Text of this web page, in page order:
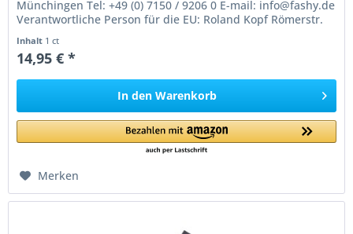
Münchingen Tel: +49 (0) 7150 / 9206 0 E-mail: info@fashy.de
Verantwortliche Person für die EU: Roland Kopf Römerstr.
Inhalt 1 ct
14,95 € *
In den Warenkorb
Merken